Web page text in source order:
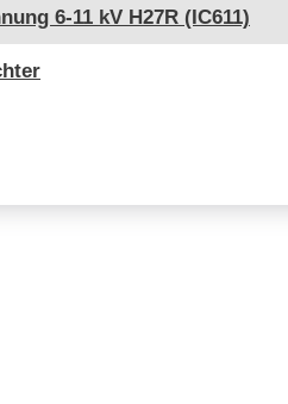
6-11 kV H27R (IC611)